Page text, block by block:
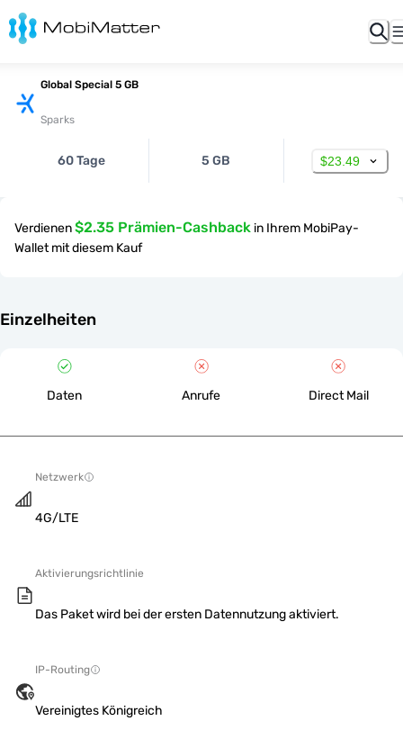
Global Special 5 GB
Sparks
60 Tage 5 GB $23.49
Verdienen$2.35 Prämien-Cashback in Ihrem MobiPay-
Wallet mit diesem Kauf
Einzelheiten
Daten Anrufe Direct Mail
Netzwerk
4G/LTE
Aktivierungsrichtlinie
Das Paket wird bei der ersten Datennutzung aktiviert.
IP-Routing
Vereinigtes Königreich